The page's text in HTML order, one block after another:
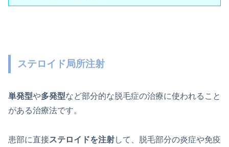
ステロイド局所注射
単発型や多発型など部分的な脱毛症の治療に使われること
がある治療法です。
患部に直接ステロイドを注射して、脱毛部分の炎症や免疫